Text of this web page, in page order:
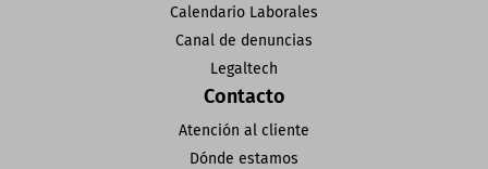
Calendario Laborales
Canal de denuncias
Legaltech
Contacto
Atención al cliente
Dónde estamos